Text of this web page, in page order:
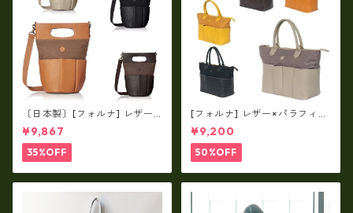
〔日本製〕[フォルナ] レザー×
パラフィン筒型2way シュリン
クレザー×79Aパラフィン fo
-259630
¥9,867
35%OFF
[フォルナ] レザー×パラフィン
筒型2way シュリンクレザー×
79Aパラフィン トートL fo-2
59632
¥9,200
50%OFF